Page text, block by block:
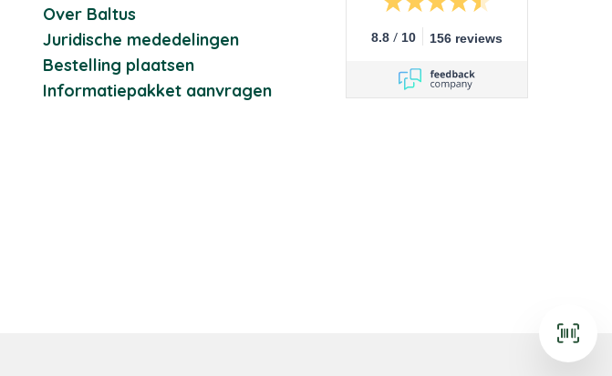
Over Baltus
Juridische mededelingen
Bestelling plaatsen
Informatiepakket aanvragen
8.8 / 10 156 reviews